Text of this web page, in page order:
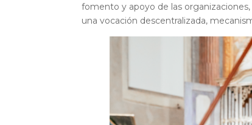
fomento y apoyo de las
una vocación descentralizada,